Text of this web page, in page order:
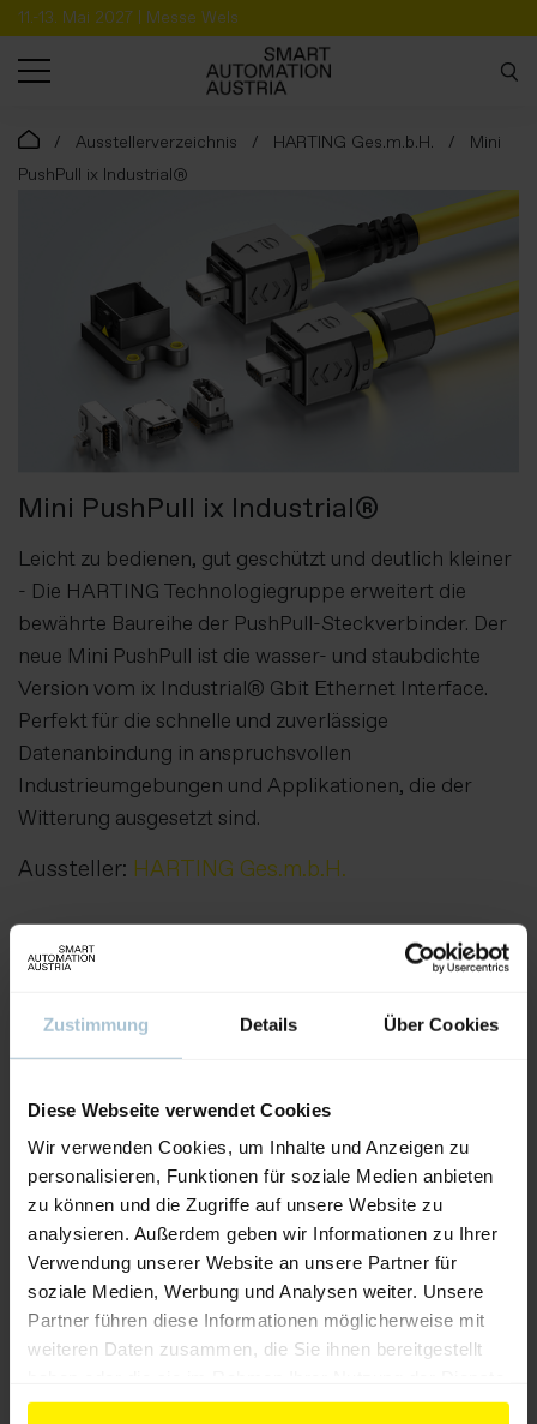
Zustimmung Details Über Cookies
Diese Webseite verwendet Cookies
Wir verwenden Cookies, um Inhalte und Anzeigen zu
personalisieren, Funktionen für soziale Medien anbieten
zu können und die Zugriffe auf unsere Website zu
analysieren. Außerdem geben wir Informationen zu Ihrer
Verwendung unserer Website an unsere Partner für
soziale Medien, Werbung und Analysen weiter. Unsere
Partner führen diese Informationen möglicherweise mit
weiteren Daten zusammen, die Sie ihnen bereitgestellt
gesammelt haben.
11.-13. Mai 2027 | Messe Wels
Ausstellerverzeichnis HARTING Ges.m.b.H.
Mini
PushPull ix Industrial®
Mini PushPull ix Industrial®
Leicht zu bedienen, gut geschützt und deutlich kleiner
- Die HARTING Technologiegruppe erweitert die
bewährte Baureihe der PushPull-Steckverbinder. Der
neue Mini PushPull ist die wasser- und staubdichte
Version vom ix Industrial® Gbit Ethernet Interface.
Perfekt für die schnelle und zuverlässige
Datenanbindung in anspruchsvollen
Industrieumgebungen und Applikationen, die der
Witterung ausgesetzt sind.
Aussteller: HARTING Ges.m.b.H.
Weitere Produkte von diesem Aussteller
Han-Modular® Domino Module
ZURÜCK ZUM AUSSTELLER